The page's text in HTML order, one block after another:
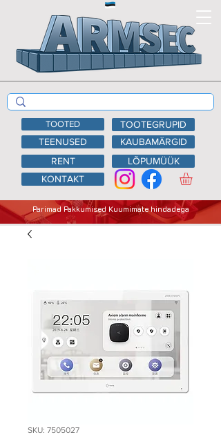
TEENUSED
KAUBAMÄRGID
RENT
LÕPUMÜÜK
KONTAKT
Parimad Pakkumised Kuumimate hindadega
TOOTED TOOTEGRUPID
SKU: 7505027